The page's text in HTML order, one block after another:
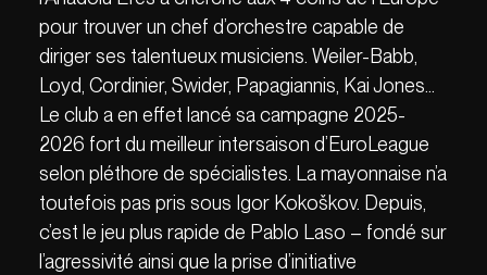
pour trouver un chef d’orchestre capable de
diriger ses talentueux musiciens. Weiler-Babb,
Loyd, Cordinier, Swider, Papagiannis, Kai Jones…
Le club a en effet lancé sa campagne 2025-
2026 fort du meilleur intersaison d’EuroLeague
selon pléthore de spécialistes. La mayonnaise n’a
toutefois pas pris sous Igor Kokoškov. Depuis,
c’est le jeu plus rapide de Pablo Laso – fondé sur
l’agressivité ainsi que la prise d’initiative